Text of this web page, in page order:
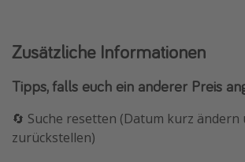
Zusätzliche Informationen
Tipps, falls euch ein anderer Preis
🔄 Suche resetten (Datum kurz ändern
zurückstellen)